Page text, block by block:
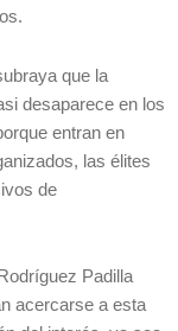
que la
desaparece en los
entran en
las élites
de
Padilla
acercarse a esta